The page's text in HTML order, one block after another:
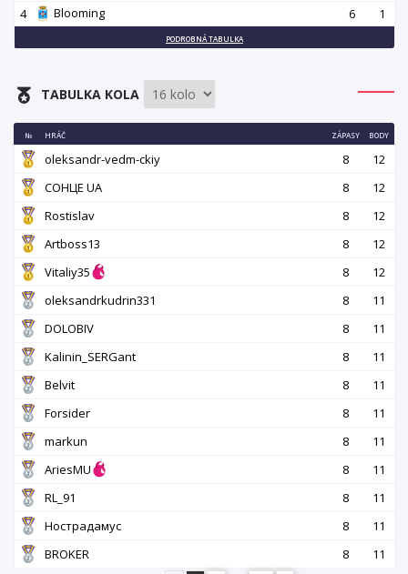
4 Blooming 6 1
PODROBNÁ TABULKA
TABULKA KOLA
№ HRÁČ ZÁPASY BODY
oleksandr-vedm-ckiy 8
12
СОНЦЕ UA
8
12
Rostislav
8
12
Artboss13
8
12
Vitaliy35
8
12
oleksandrkudrin331
8
11
DOLOBIV
8
11
Kalinin_SERGant
8
11
Belvit
8
11
Forsider
8
11
markun
8
11
AriesMU
8
11
RL_91
8
11
Нострадамус
8
11
BROKER
8
11